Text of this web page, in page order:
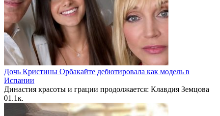
Дочь Кристины Орбакайте дебютировала как модель в
Испании
Династия красоты и грации продолжается: Клавдия Земцова
01.1к.